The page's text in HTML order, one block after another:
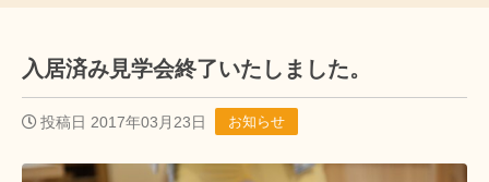
入居済み見学会終了いたしました。
投稿日 2017年03月23日 お知らせ